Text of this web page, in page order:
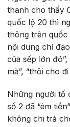
thanh cho thấy
quốc lộ 20 thì
thông trên quốc
nội dung chỉ
của sếp lớn
mà”, “thôi cho
Những người tố
số 2 đã “ém
không chi trả